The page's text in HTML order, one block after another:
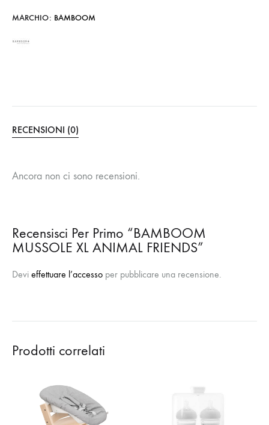
MARCHIO: BAMBOOM
RECENSIONI (0)
Ancora non ci sono recensioni.
Recensisci Per Primo “BAMBOOM
MUSSOLE XL ANIMAL FRIENDS”
Devi effettuare l’accesso per pubblicare una recensione.
Prodotti correlati